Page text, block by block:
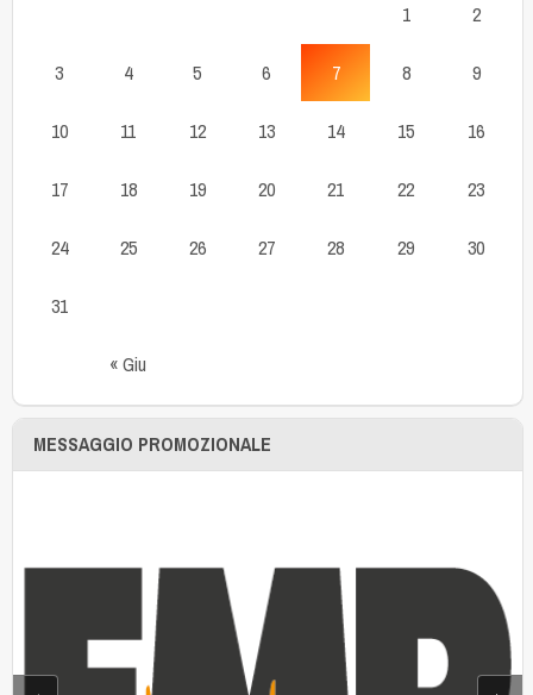
« Giu
1 2
3 4 5 6 7 8 9
10 11 12 13 14 15 16
17 18 19 20 21 22 23
24 25 26 27 28 29 30
31
MESSAGGIO PROMOZIONALE